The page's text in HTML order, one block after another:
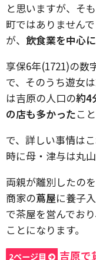
と思いますが、そ
町ではありません
が、 飲食業を中心
享保6年(1721)の数
で、そのうち遊女
は吉原の人口の約4
の店も多かったこ
で、詳しい事情は
時に母・津与は丸
両親が離別したの
商家の蔦屋に養子
で茶屋を営んでお
ことになります。
2ページ目 吉原で